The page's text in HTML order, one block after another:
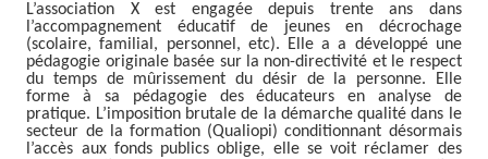
L’association X est engagée depuis trente ans dans
l’accompagnement éducatif de jeunes en décrochage
(scolaire, familial, personnel, etc). Elle a a développé une
pédagogie originale basée sur la non-directivité et le respect
du temps de mûrissement du désir de la personne. Elle
forme à sa pédagogie des éducateurs en analyse de
pratique. L’imposition brutale de la démarche qualité dans le
secteur de la formation (Qualiopi) conditionnant désormais
l’accès aux fonds publics oblige, elle se voit réclamer des